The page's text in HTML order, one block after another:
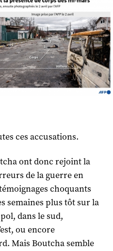
ces accusations.
ont donc rejoint la
de la guerre en
choquants
semaines plus tôt sur la
dans le sud,
ou encore
Mais Boutcha semble